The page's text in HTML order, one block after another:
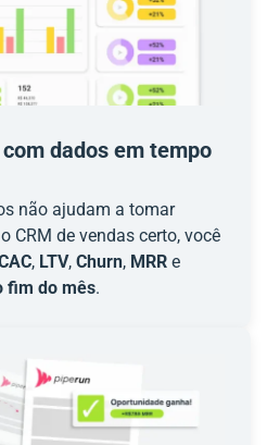
dados em tempo
não ajudam a tomar
CRM de vendas certo, você
, LTV, Churn, MRR e
fim do mês.